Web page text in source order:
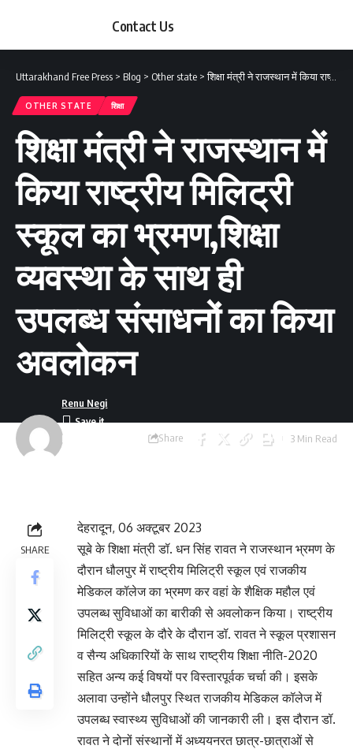
Contact Us
Uttarakhand Free Press > Blog > Other state >शिक्षा मंत्री ने राजस्थान में किया राष्ट्रीय मिलिट्री स्कूल का भ्रमण,शिक्षा व्यवस्था के साथ ही उपलब्ध संसाधनों का किया अवलोकन
OTHER STATE शिक्षा
शिक्षा मंत्री ने राजस्थान में
किया राष्ट्रीय मिलिट्री
स्कूल का भ्रमण,शिक्षा
व्यवस्था के साथ ही
उपलब्ध संसाधनों का किया
अवलोकन
Last updated:
Renu Negi
Share 3 Min Read
SHARE
देहरादून, 06 अक्टूबर 2023
सूबे के शिक्षा मंत्री डॉ. धन सिंह रावत ने राजस्थान भ्रमण के
दौरान धौलपुर में राष्ट्रीय मिलिट्री स्कूल एवं राजकीय
मेडिकल कॉलेज का भ्रमण कर वहां के शैक्षिक महौल एवं
उपलब्ध सुविधाओं का बारीकी से अवलोकन किया। राष्ट्रीय
मिलिट्री स्कूल के दौरे के दौरान डॉ. रावत ने स्कूल प्रशासन
व सैन्य अधिकारियों के साथ राष्ट्रीय शिक्षा नीति-2020
सहित अन्य कई विषयों पर विस्तारपूर्वक चर्चा की। इसके
अलावा उन्होंने धौलपुर स्थित राजकीय मेडिकल कॉलेज में
उपलब्ध स्वास्थ्य सुविधाओं की जानकारी ली। इस दौरान डॉ.
रावत ने दोनों संस्थानों में अध्ययनरत छात्र-छात्राओं से